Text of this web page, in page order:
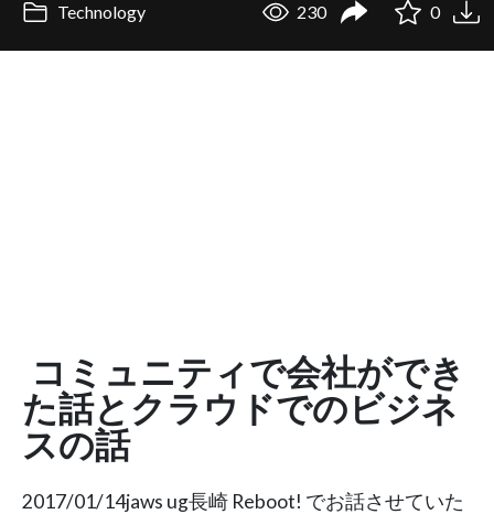
Technology 230 0
コミュニティで会社ができ
た話とクラウドでのビジネ
スの話
2017/01/14jaws ug長崎 Reboot! でお話させていた